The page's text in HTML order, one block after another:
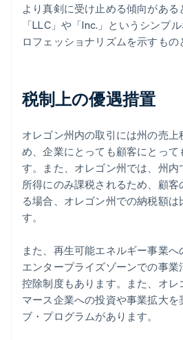
より真剣に受け止める傾向がある
「LLC」や「Inc.」というシンプ
ロフェッショナリズムを示すもの
税制上の優遇措置
オレゴン州内の取引には州の売上
め、企業にとっても顧客にとって
す。また、オレゴン州では、州内
所得にのみ課税されるため、顧
る場合、オレゴン州での納税額は
す。
また、再生可能エネルギー事業
エンタープライズゾーンでの事
控除制度もあります。また、オレ
マース企業への投資や事業拡大を
ブ・プログラムがあります。